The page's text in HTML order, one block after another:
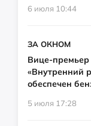
6 июля 10:44
ЗА ОКНОМ
Вице-
«Внутренний
обеспечен
5 июля 17:28